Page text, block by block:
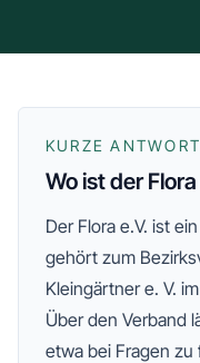
KURZE ANTWORT
Wo ist der
Der Flora e.V. ist
gehört zum
Kleingärtner e. V.
Über den Verband
etwa bei Fragen zu